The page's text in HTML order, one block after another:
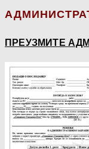
ПРЕУЗМИТЕ